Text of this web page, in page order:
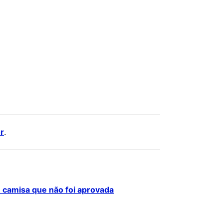
.
que não foi aprovada